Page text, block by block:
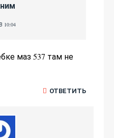
10:04
маз 537 там не
ОТВЕТИТЬ